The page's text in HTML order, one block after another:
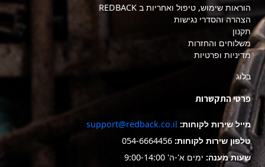
הוראות שימוש, טיפול ואחריות ב REDBACK
הצהרה והסדרי נגישות
תקנון
משלוחים והחזרות
מדיניות ופרטיות
בלוג
פרטי התקשרות
מייל שירות לקוחות: support@redback.co.il
טלפון שירות לקוחות: 054-6664456
שעות מענה: ימים א'-ה' 9:00-14:00